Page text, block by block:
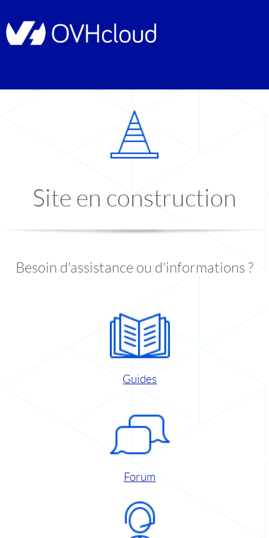
Site en construction
Besoin d'assistance ou d'informations ?
Guides
Forum